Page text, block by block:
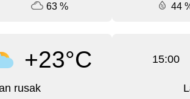
63 %
44
+23°C
rusak
15:00